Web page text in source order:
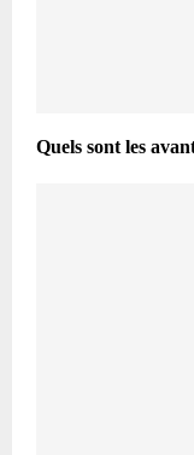
Quels sont les